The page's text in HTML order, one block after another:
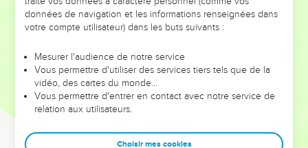
VOTRES ?
leur foi ou leur vision. Mais on voit moins les doutes, les erreurs
et les saisons difficiles qu'ils ont traversés, alors même que ce
sont elles qui les ont façonnés.
Dans cette conférence, leaders, entrepreneurs, et responsables
clés pour avancer avec plus de sagesse afin que leurs erreurs
données de navigation et les informations renseignées dans
votre compte utilisateur) dans les buts suivants :
Mesurer l'audience de notre service
Vous permettre d'utiliser des services tiers tels que de la
vidéo, des cartes du monde…
Vous permettre d'entrer en contact avec notre service de
relation aux utilisateurs.
Choisir mes cookies